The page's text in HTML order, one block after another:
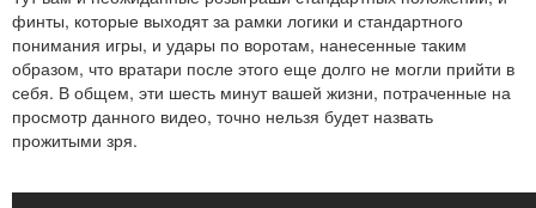
финты, которые выходят за рамки логики и стандартного
понимания игры, и удары по воротам, нанесенные таким
образом, что вратари после этого еще долго не могли прийти в
себя. В общем, эти шесть минут вашей жизни, потраченные на
просмотр данного видео, точно нельзя будет назвать
прожитыми зря.